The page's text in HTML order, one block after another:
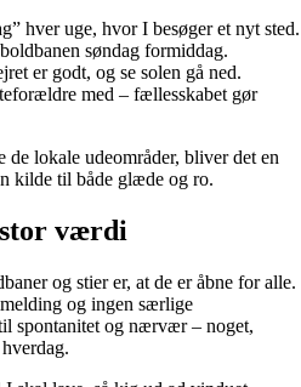
hver uge, hvor I besøger et nyt sted.
søndag formiddag.
er godt, og se solen gå ned.
med – fællesskabet gør
lokale udeområder, bliver det en
kilde til både glæde og ro.
værdi
og stier er, at de er åbne for alle.
og ingen særlige
spontanitet og nærvær – noget,